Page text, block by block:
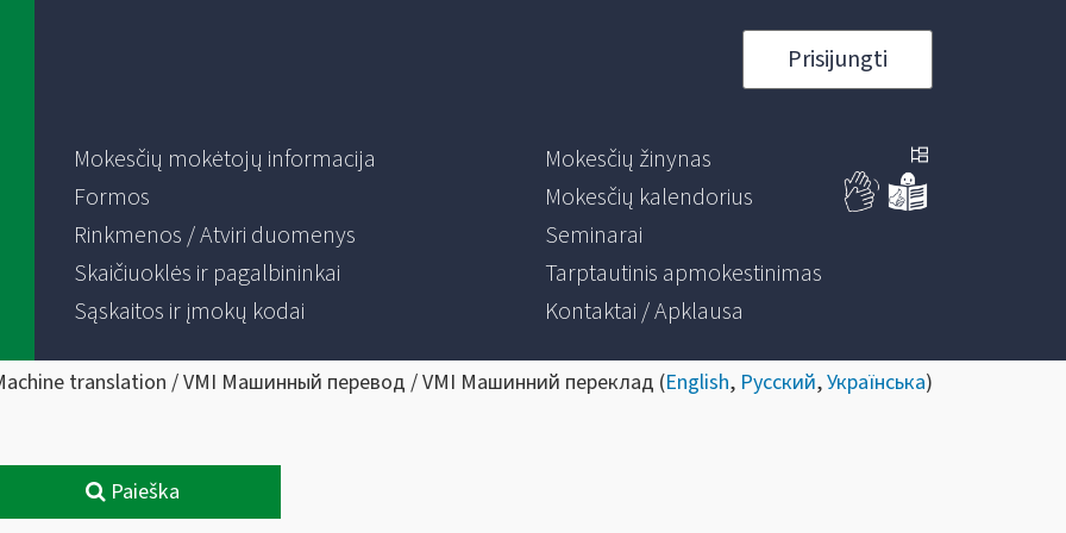
Prisijungti
Mokesčių mokėtojų informacija
Formos
Rinkmenos / Atviri duomenys
Skaičiuoklės ir pagalbininkai
Sąskaitos ir įmokų kodai
Mokesčių žinynas
Mokesčių kalendorius
Seminarai
Tarptautinis apmokestinimas
Kontaktai / Apklausa
translation / VMI Машинный перевод / VMI Машинний переклад (English, Русский,Українська)
Paieška